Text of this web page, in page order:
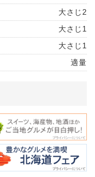
大さじ2
大さじ1
大さじ1
適量